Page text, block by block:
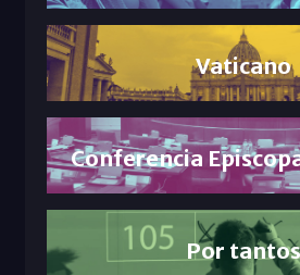
Vaticano
Conferencia
Por tantos